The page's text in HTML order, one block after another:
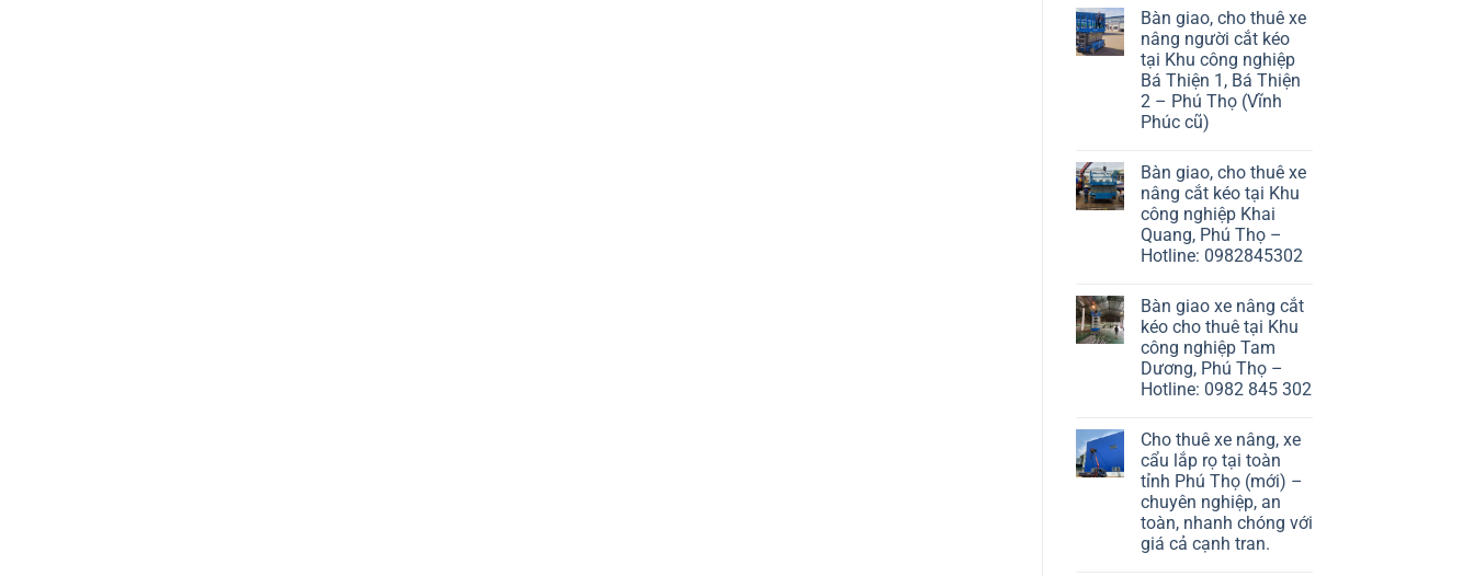
Bàn giao, cho thuê xe
nâng người cắt kéo
tại Khu công nghiệp
Bá Thiện 1, Bá Thiện
2 – Phú Thọ (Vĩnh
Phúc cũ)
Bàn giao, cho thuê xe
nâng cắt kéo tại Khu
công nghiệp Khai
Quang, Phú Thọ –
Hotline: 0982845302
Bàn giao xe nâng cắt
kéo cho thuê tại Khu
công nghiệp Tam
Dương, Phú Thọ –
Hotline: 0982 845 302
Cho thuê xe nâng, xe
cẩu lắp rọ tại toàn
tỉnh Phú Thọ (mới) –
chuyên nghiệp, an
toàn, nhanh chóng với
giá cả cạnh tran.